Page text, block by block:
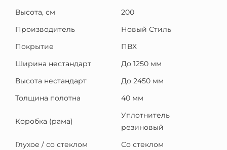
Высота, см
200
Производитель
Новый Стиль
Покрытие
ПВХ
Ширина нестандарт
До 1250 мм
Высота нестандарт
До 2450 мм
Толщина полотна
40 мм
Коробка (рама)
Уплотнитель
резиновый
Глухое / со стеклом
Со стеклом